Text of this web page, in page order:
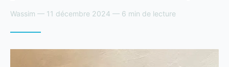
Wassim — 11 décembre 2024 — 6 min de lecture